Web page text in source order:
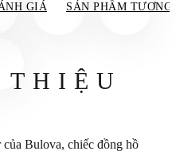
GIÁ SẢN PHẨM TƯƠNG
Bulova, chiếc đồng hồ